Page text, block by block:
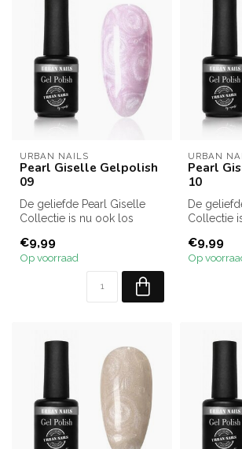
URBAN NAILS
Pearl Giselle Gelpolish
09
De geliefde Pearl Giselle
Collectie is nu ook los
€9,99
Op voorraad
URBAN
Pearl
10
De
Collectie
€9,99
Op